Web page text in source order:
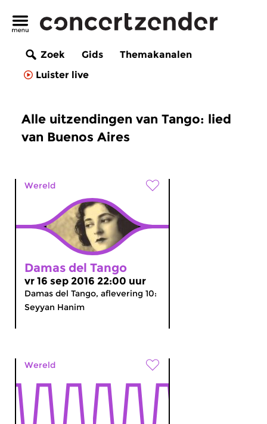
Zoek Gids
Themakanalen
Luister live
Alle uitzendingen van Tango: lied
van Buenos Aires
Wereld
Damas del Tango
vr 16 sep 2016 22:00 uur
Damas del Tango, aflevering 10:
Seyyan Hanim
Wereld